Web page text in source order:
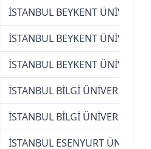
İSTANBUL BEYKENT
İSTANBUL BEYKENT
İSTANBUL BEYKENT
İSTANBUL BİLGİ ÜNİVERSİTESİ
İSTANBUL BİLGİ ÜNİVERSİTESİ
İSTANBUL ESENYURT